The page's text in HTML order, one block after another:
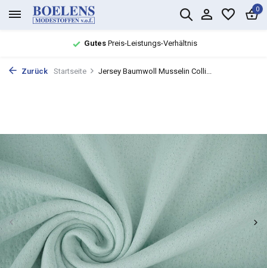
0
GutesPreis-Leistungs-Verhältnis
Zurück Startseite Jersey Baumwoll Musselin Colli...